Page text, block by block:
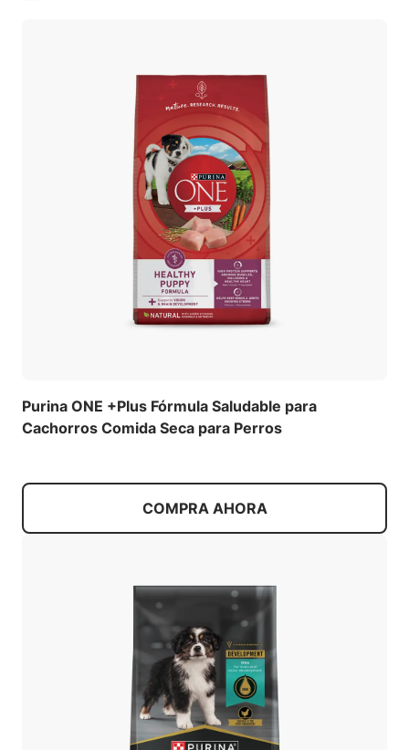
Purina ONE +Plus Fórmula Saludable para
Cachorros Comida Seca para Perros
COMPRA AHORA